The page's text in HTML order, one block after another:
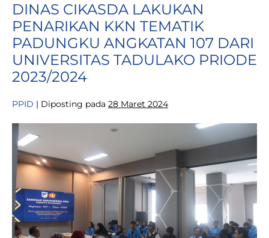
DINAS
CIPTA
KARYA
DAN
SUMBER
DAYA
AIR
PROVINSI
SULAWESI
DINAS CIKASDA LAKUKAN
PENARIKAN KKN TEMATIK
PADUNGKU ANGKATAN 107 DARI
UNIVERSITAS TADULAKO PRIODE
2023/2024
PPID | Diposting pada 28 Maret 2024
DINAS
CIKASDA
LAKUKAN
PENARIKAN
KKN
TEMATIK
PADUNGKU